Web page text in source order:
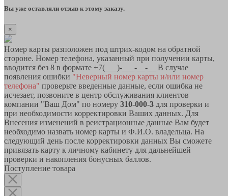
Вы уже оставляли отзыв к этому заказу.
×
Номер карты разположен под штрих-кодом на обратной
стороне. Номер телефона, указанный при получении карты,
вводится без 8 в формате +7(___)-___-__-__ В случае
появления ошибки "Неверный номер карты и/или номер
телефона" проверьте введенные данные, если ошибка не
исчезает, позвоните в центр обслуживания клиентов
компании "Ваш Дом" по номеру 310-000-3 для проверки и
при необходимости корректировки Ваших данных. Для
Внесения изменений в реистрационные данные Вам будет
необходимо назвать номер карты и Ф.И.О. владельца. На
следующий день после корректировки данных Вы сможете
привязать карту к личному кабинету для дальнейшей
проверки и накопления бонусных баллов.
Поступление товара